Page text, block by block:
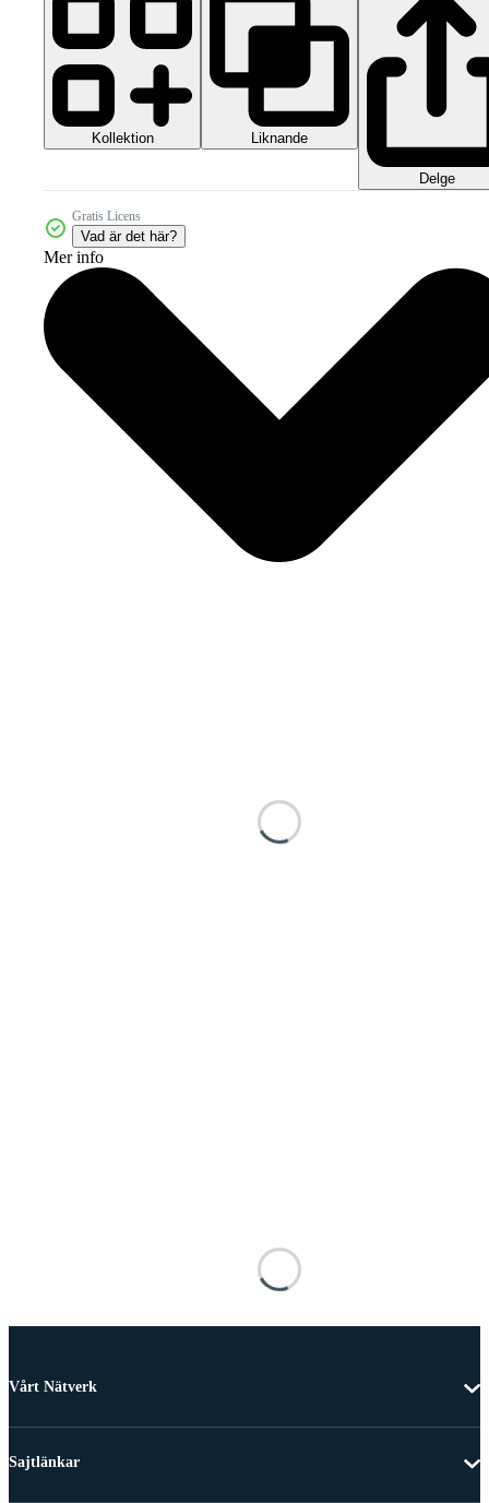
Kollektion Liknande
Delge
Gratis Licens
Vad är det här?
Mer info
Vårt Nätverk
Sajtlänkar